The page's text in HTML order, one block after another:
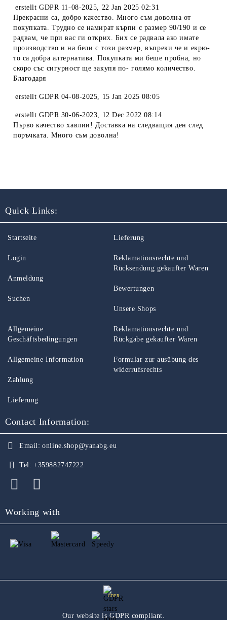
erstelltGDPR 11-08-2025, 22 Jan 2025 02:31
Прекрасни са, добро качество. Много съм доволна от
покупката. Трудно се намират кърпи с размер 90/190 и се
радвам, че при вас ги открих. Бих се радвала ако имате
производство и на бели с този размер, въпреки че и екрю-
то са добра алтернатива. Покупката ми беше пробна, но
скоро със сигурност ще закупя по- голямо количество.
Благодаря
erstelltGDPR 04-08-2025, 15 Jan 2025 08:05
erstelltGDPR 30-06-2023, 12 Dec 2022 08:14
Първо качество хавлии! Доставка на следващия ден след
поръчката. Много съм доволна!
Quick Links:
Startseite
Login
Anmeldung
Suchen
Lieferung
Reklamationsrechte und
Rücksendung gekaufter Waren
Bewertungen
Unsere Shops
Allgemeine
Geschäftsbedingungen
Allgemeine Information
Zahlung
Lieferung
Reklamationsrechte und
Rückgabe gekaufter Waren
Formular zur ausübung des
widerrufsrechts
Contact Information:
Email: online.shop@yanabg.eu
Tel: +359882747222
Working with
GDPR
Our website is GDPR compliant.